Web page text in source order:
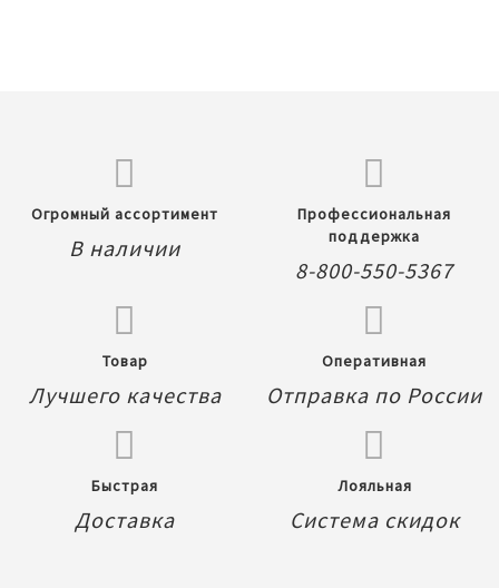
Огромный ассортимент
В наличии
Профессиональная
поддержка
8-800-550-5367
Товар
Лучшего качества
Оперативная
Отправка по России
Быстрая
Доставка
Лояльная
Система скидок